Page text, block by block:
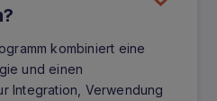
kombiniert eine
und einen
Integration, Verwendung